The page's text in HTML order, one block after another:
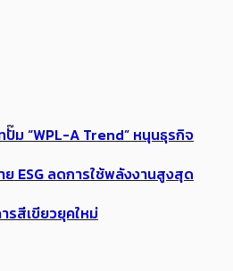
ม “WPL-A Trend” หนุนธุรกิจ
ย ESG ลดการใช้พลังงานสูงสุด
รสีเขียวยุคใหม่